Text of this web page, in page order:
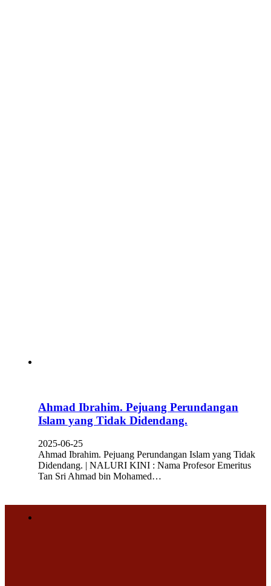
Ahmad Ibrahim. Pejuang Perundangan
Islam yang Tidak Didendang.
2025-06-25
Ahmad Ibrahim. Pejuang Perundangan Islam yang Tidak
Didendang. | NALURI KINI : Nama Profesor Emeritus
Tan Sri Ahmad bin Mohamed…